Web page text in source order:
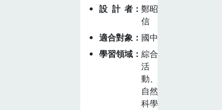
體驗農作機會。
此地的地瓜種植
活動不僅是食農
教育一部分，也
與地方創生緊密
相連，讓學生體
會到農業如何結
合觀光、文化等
在日常生活中選
擇有機食品，實
踐環保行動。健
康飲食與環境友
（SDG12: 促進
永續生產與消費
模式） 本教案
實」。從種植故
事、作物介紹、
延伸料理等方
面，學員能夠全
設計者
鄭昭
信
適合對象
國中
學習領域
綜合
活
動、
自然
科學